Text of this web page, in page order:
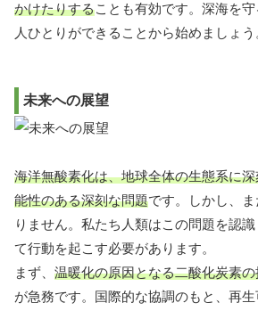
かけたりすることも有効です。深海を
人ひとりができることから始めましょう
未来への展望
海洋無酸素化は、地球全体の生態系に
能性のある深刻な問題です。しかし、
りません。私たち人類はこの問題を認
て行動を起こす必要があります。
まず、 温暖化の原因となる二酸化炭素
が急務です。国際的な協調のもと、再